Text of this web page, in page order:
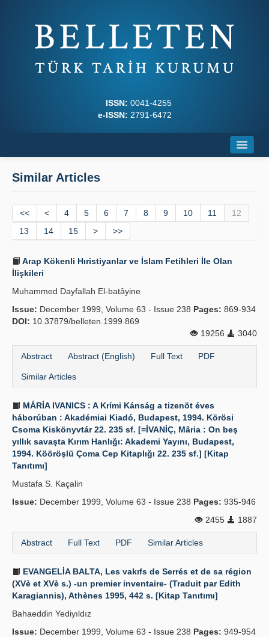
ISSN: 0041-4255
e-ISSN: 2791-6472
Journal Boards
Writing Rules
Principles
Guidelines
Similar Articles
<< < 4 5 6 7 8 9 10 11
12
13
14 15 > >>
Arap Kökenli Hıristiyanlar ve İslam Fetihleri İle Olan
İlişkileri
Muhammed Dayfallah El-batâyine
Issue: December 1999, Volume 63 - Issue 238 Pages: 869-934
DOI: 10.37879/belleten.1999.869
19256
3040
Abstract Abstract (English) Full Text PDF
Similar Articles
MÁRİA IVANICS : A Krími Kánság a tizenöt éves
háborúban : Akadémiai Kiadó, Budapest, 1994. Körösi
Csoma Kiskönyvtár 22. 235 sf. [=İVANİÇ, Mâria : On beş
yıllık savaşta Kırım Hanlığı: Akademi Yayını, Budapest,
1994. Kööröşlü Çoma Cep Kitaplığı 22. 235 sf.] [Kitap
Tanıtımı]
Mustafa S. Kaçalin
Issue: December 1999, Volume 63 - Issue 238 Pages: 935-946
2455
1887
Abstract Full Text PDF Similar Articles
EVANGELİA BALTA, Les vakıfs de Serrés et de sa région
(XVè et XVè s.) -un premier inventaire- (Traduit par Edith
Karagiannis), Athènes 1995, 442 s. [Kitap Tanıtımı]
Bahaeddin Yediyıldız
Issue: December 1999, Volume 63 - Issue 238 Pages: 949-954